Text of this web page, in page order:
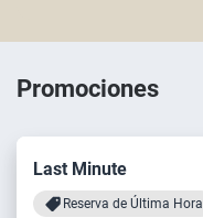
Promociones
Last Minute
Reserva de Última Hora